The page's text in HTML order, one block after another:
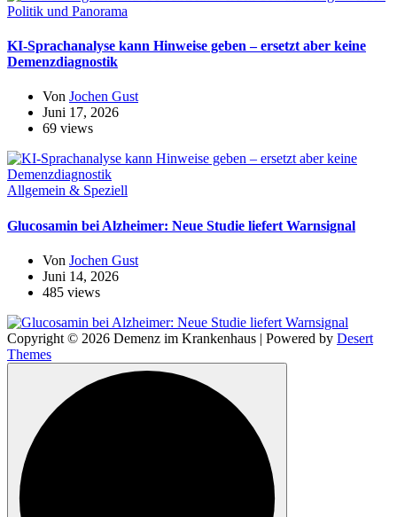
Politik und Panorama
KI-Sprachanalyse kann Hinweise geben – ersetzt aber keine
Demenzdiagnostik
Von Jochen Gust
Juni 17, 2026
69 views
Allgemein & Speziell
Glucosamin bei Alzheimer: Neue Studie liefert Warnsignal
Von Jochen Gust
Juni 14, 2026
485 views
Copyright © 2026 Demenz im Krankenhaus | Powered by Desert
Themes